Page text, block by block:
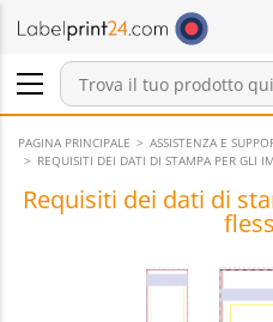
Accedi / Registrati
Prodotti nel
Annunci
PAGINA PRINCIPALE ASSISTENZA E
REQUISITI DEI DATI DI STAMPA PER GLI
Requisiti dei dati di